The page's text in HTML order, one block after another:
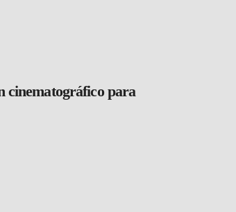
cinematográfico para